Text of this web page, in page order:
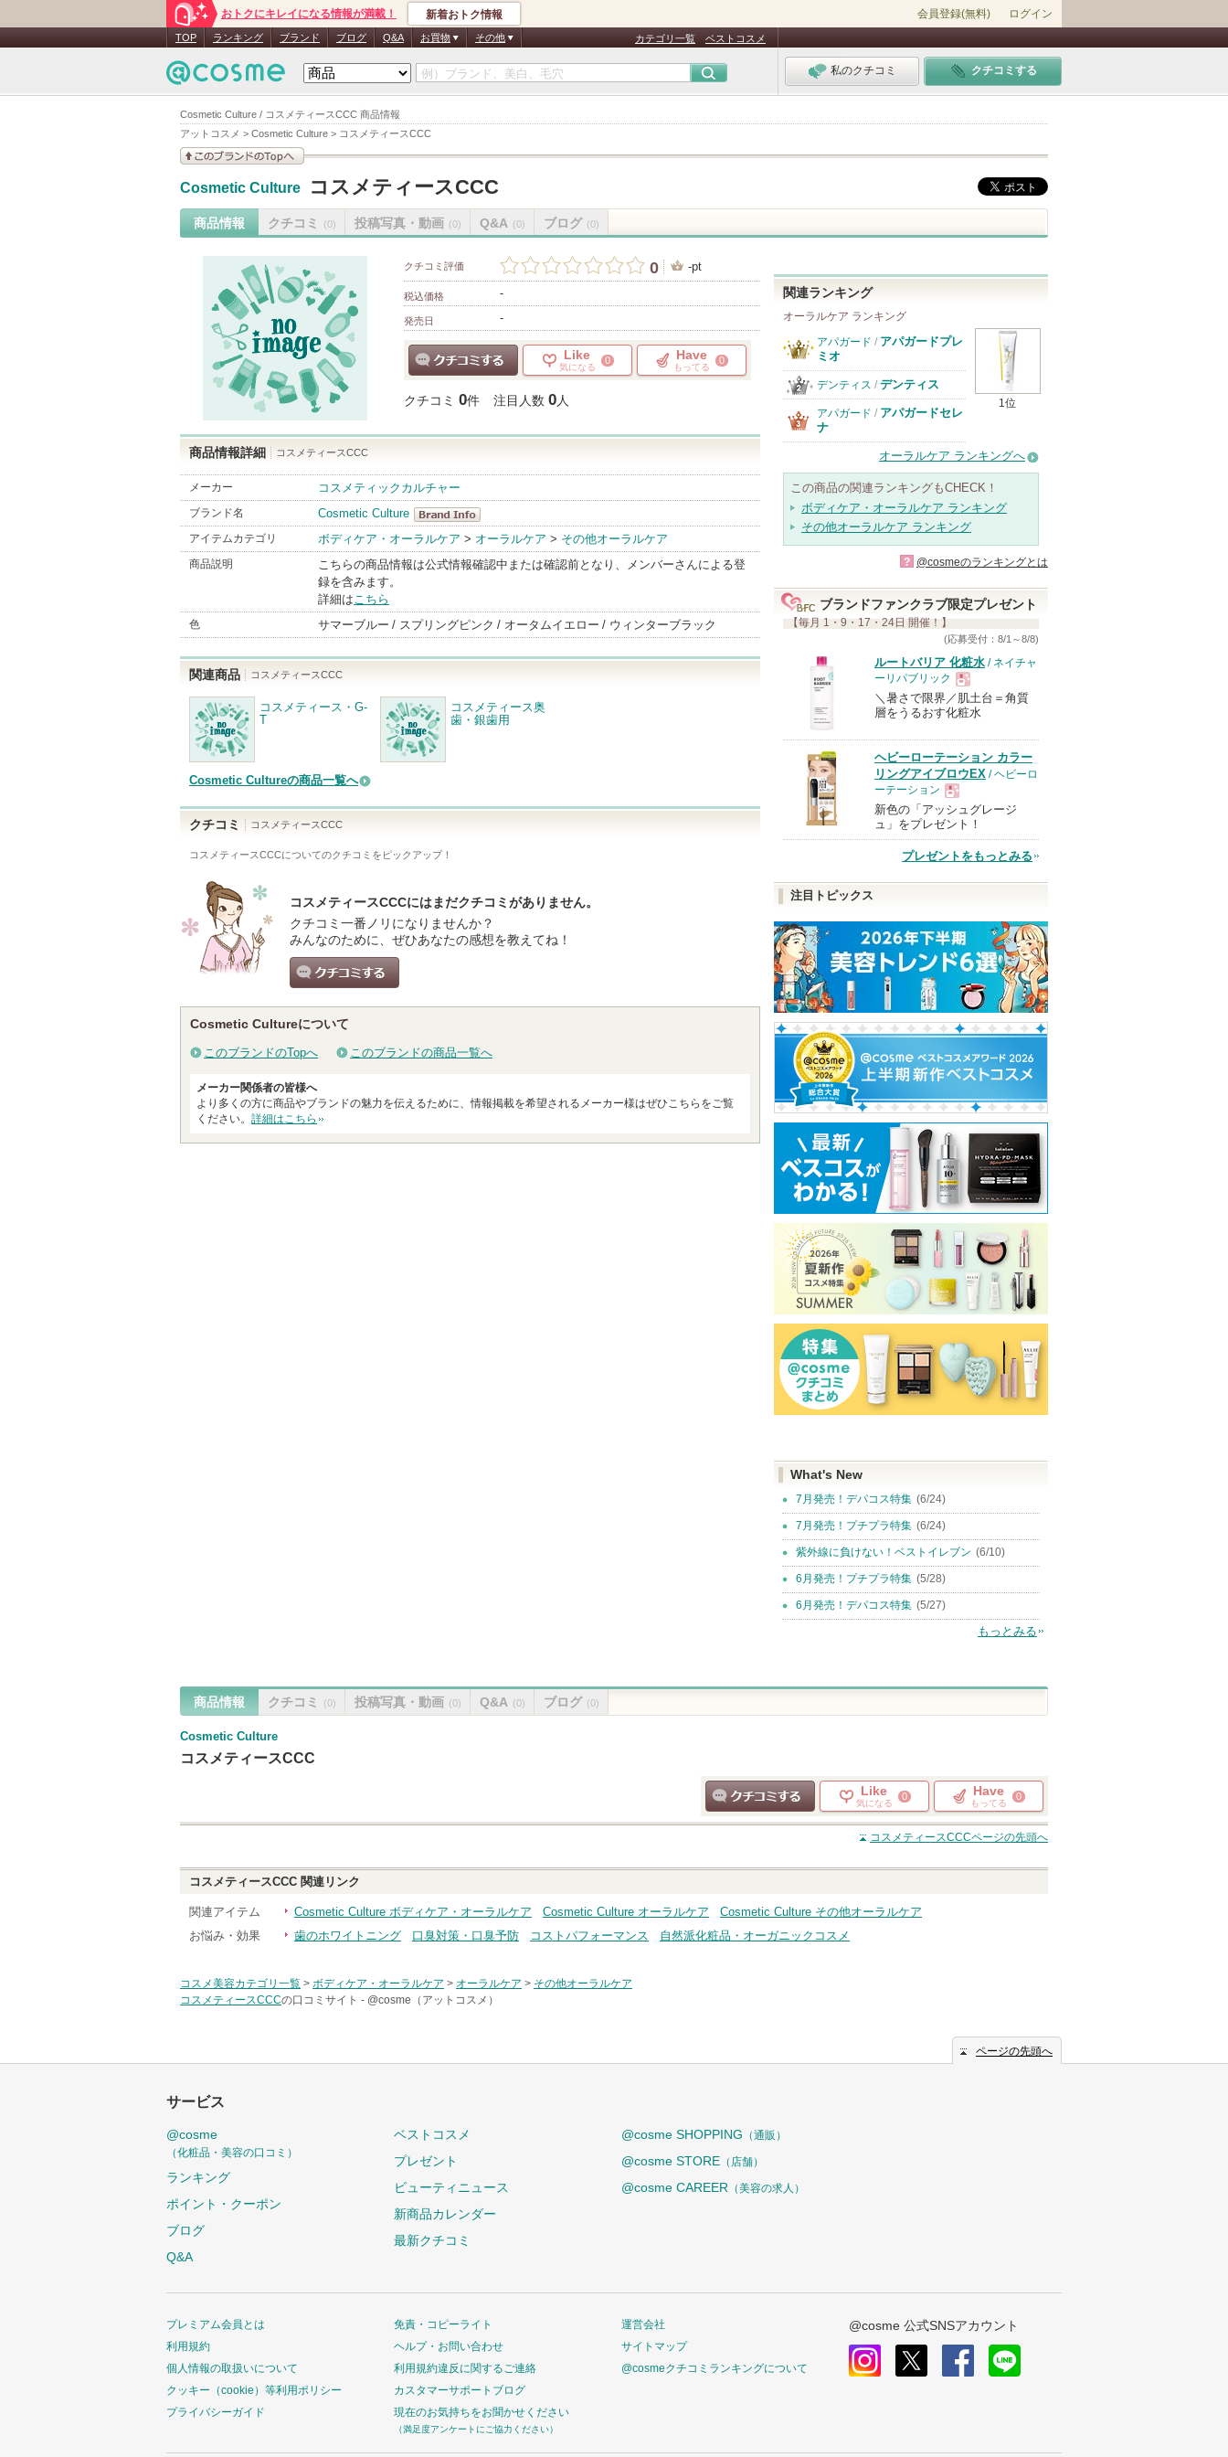
Cosmetic Culture / コスメティースCCC 商品情報
アットコスメ > Cosmetic Culture > コスメティースCCC
おトクにキレイになる情報が満載！ 新着おトク情報 会員登録(無料) ログイン
TOP ランキング ブランド ブログ Q&A お買物 その他 カテゴリ一覧 ベストコスメ
私のクチコミ クチコミする
Cosmetic Culture コスメティースCCC
商品情報 クチコミ (0) 投稿写真・動画 (0) Q&A (0) ブログ (0)
クチコミ評価 0 -pt
税込価格 -
発売日 -
Like
気になる
0 Have
もってる
0
クチコミ 0件 注目人数 0人
商品情報詳細 コスメティースCCC
メーカー コスメティックカルチャー
ブランド名
Cosmetic Culture
Cosmetic
Culture
アイテムカテゴリ ボディケア・オーラルケア > オーラルケア > その他オーラルケア
商品説明
こちらの商品情報は公式情報確認中または確認前となり、メンバーさんによる登
録を含みます。
詳細はこちら
色 サマーブルー スプリングピンク オータムイエロー ウィンターブラック
関連商品 コスメティースCCC
コスメティース・G-
T
コスメティース奥
歯・銀歯用
Cosmetic Cultureの商品一覧へ
クチコミ コスメティースCCC
コスメティースCCCについてのクチコミをピックアップ！
コスメティースCCCにはまだクチコミがありません。
クチコミ一番ノリになりませんか？
みんなのために、ぜひあなたの感想を教えてね！
Cosmetic Cultureについて
このブランドのTopへ このブランドの商品一覧へ
メーカー関係者の皆様へ
より多くの方に商品やブランドの魅力を伝えるために、情報掲載を希望されるメーカー様はぜひこちらをご覧
ください。 詳細はこちら
関連ランキング
オーラルケア ランキング
1位
アパガード / アパガードプレ
ミオ
デンティス / デンティス
アパガード / アパガードセレ
ナ
オーラルケア ランキングへ
この商品の関連ランキングもCHECK！
ボディケア・オーラルケア ランキング
その他オーラルケア ランキング
? @cosmeのランキングとは
ブランドファンクラブ限定プレゼント
【毎月 1・9・17・24日 開催！】
(応募受付：8/1～8/8)
ルートバリア 化粧水 / ネイチャ
ーリパブリック
現
品
＼暑さで限界／肌土台＝角質
層をうるおす化粧水
ヘビーローテーション カラー
リングアイブロウEX / ヘビーロ
ーテーション
現
品
新色の「アッシュグレージ
ュ」をプレゼント！
プレゼントをもっとみる
注目トピックス
What's New
7月発売！デパコス特集 (6/24)
7月発売！プチプラ特集 (6/24)
紫外線に負けない！ベストイレブン (6/10)
6月発売！プチプラ特集 (5/28)
6月発売！デパコス特集 (5/27)
もっとみる
商品情報 クチコミ (0) 投稿写真・動画 (0) Q&A (0) ブログ (0)
Cosmetic Culture
コスメティースCCC
クチコミする
Like
気になる
0 Have
もってる
0
コスメティースCCCページの先頭へ
コスメティースCCC 関連リンク
関連アイテム Cosmetic Culture ボディケア・オーラルケア Cosmetic Culture オーラルケア
Cosmetic Culture その他オーラルケア
お悩み・効果
歯のホワイトニング 口臭対策・口臭予防 コストパフォーマンス 自然派化粧品・オーガニックコスメ
コスメ美容カテゴリ一覧 > ボディケア・オーラルケア > オーラルケア > その他オーラルケア
コスメティースCCCの口コミサイト - @cosme（アットコスメ）
ページの先頭へ
サービス
@cosme
（化粧品・美容の口コミ）
ランキング
ポイント・クーポン
ブログ
Q&A
ベストコスメ
プレゼント
ビューティニュース
新商品カレンダー
最新クチコミ
@cosme SHOPPING （通販）
@cosme STORE （店舗）
@cosme CAREER （美容の求人）
プレミアム会員とは
利用規約
個人情報の取扱いについて
クッキー（cookie）等利用ポリシー
プライバシーガイド
免責・コピーライト
ヘルプ・お問い合わせ
利用規約違反に関するご連絡
カスタマーサポートブログ
現在のお気持ちをお聞かせください
（満足度アンケートにご協力ください）
運営会社
サイトマップ
@cosmeクチコミランキングについて
@cosme 公式SNSアカウント